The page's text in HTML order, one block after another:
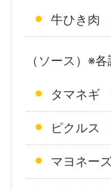
牛ひき肉
（ソース）※
タマネギ
ピクルス
マヨネー